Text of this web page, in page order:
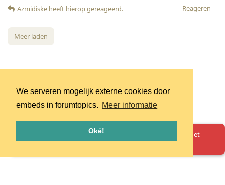
We serveren mogelijk externe cookies door
embeds in forumtopics. Meer informatie
Oké!
Reageren
Azmidiske heeft hierop gereageerd.
Meer laden
Oeps! Er is iets misgegaan. Herlaad de pagina en probeer het
opnieuw.